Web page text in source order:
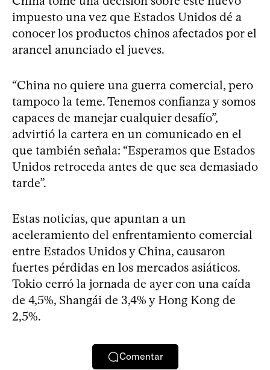
impuesto una vez que Estados Unidos dé a
conocer los productos chinos afectados por el
arancel anunciado el jueves.
“China no quiere una guerra comercial, pero
tampoco la teme. Tenemos confianza y somos
capaces de manejar cualquier desafío”,
advirtió la cartera en un comunicado en el
que también señala: “Esperamos que Estados
Unidos retroceda antes de que sea demasiado
tarde”.
Estas noticias, que apuntan a un
aceleramiento del enfrentamiento comercial
entre Estados Unidos y China, causaron
fuertes pérdidas en los mercados asiáticos.
Tokio cerró la jornada de ayer con una caída
de 4,5%, Shangái de 3,4% y Hong Kong de
2,5%.
Comentar